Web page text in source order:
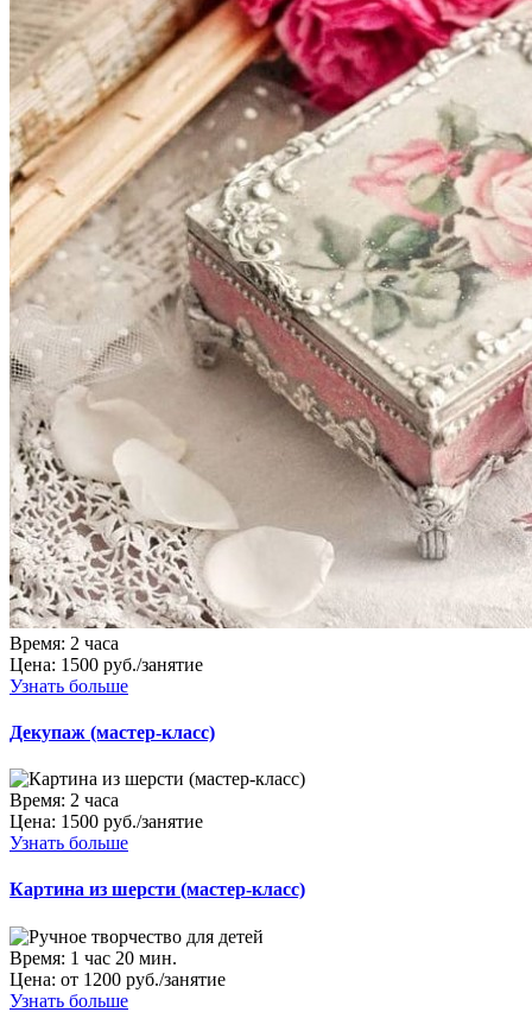
Время: 2 часа
Цена: 1500 руб./занятие
Узнать больше
Декупаж (мастер-класс)
Время: 2 часа
Цена: 1500 руб./занятие
Узнать больше
Картина из шерсти (мастер-класс)
Время: 1 час 20 мин.
Цена: от 1200 руб./занятие
Узнать больше